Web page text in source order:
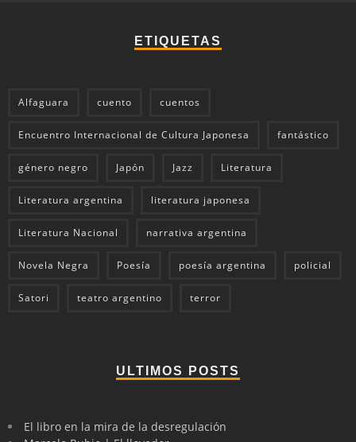
ETIQUETAS
Alfaguara cuento cuentos
Encuentro Internacional de Cultura Japonesa fantástico
género negro Japón Jazz Literatura
Literatura argentina literatura japonesa
Literatura Nacional narrativa argentina
Novela Negra Poesía poesía argentina policial
Satori teatro argentino terror
ULTIMOS POSTS
El libro en la mira de la desregulación